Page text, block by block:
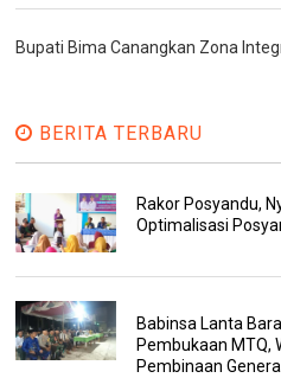
Bupati Bima Canangkan Zona
BERITA TERBARU
Rakor Posyandu,
Optimalisasi
Babinsa Lanta
Pembukaan MTQ,
Pembinaan